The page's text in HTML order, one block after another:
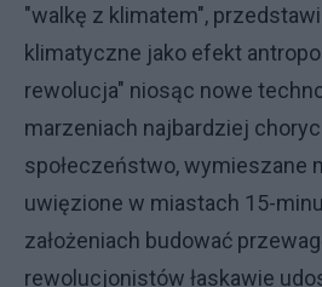
"walkę z klimatem",
klimatyczne jako efekt
rewolucja" niosąc nowe
marzeniach najbardziej
społeczeństwo, wymieszane
uwięzione w miastach 15-
założeniach budować
rewolucjonistów łaskawie